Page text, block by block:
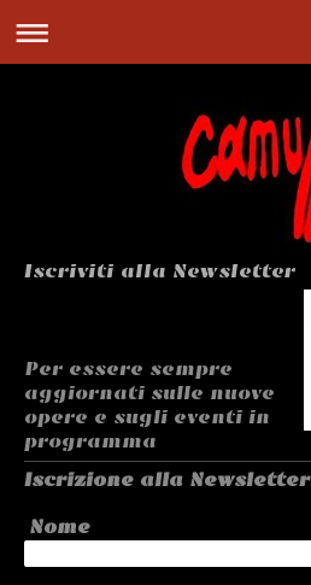
Iscriviti alla Newsletter
Per essere sempre
aggiornati sulle nuove
opere e sugli eventi in
programma
Iscrizione alla Newsletter
Nome